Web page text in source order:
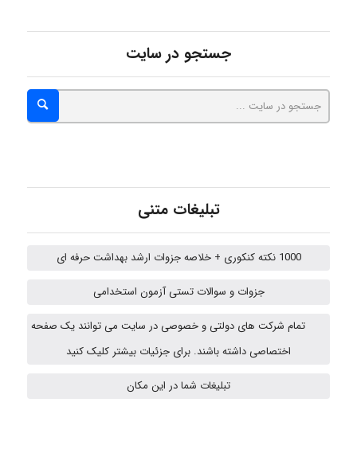
Kati
جستجو در سایت
تبلیغات متنی
1000 نکته کنکوری + خلاصه جزوات ارشد بهداشت حرفه ای
جزوات و سوالات تستی آزمون استخدامی
تمام شرکت های دولتی و خصوصی در سایت می توانند یک صفحه
اختصاصی داشته باشند. برای جزئیات بیشتر کلیک کنید
تبلیغات شما در این مکان